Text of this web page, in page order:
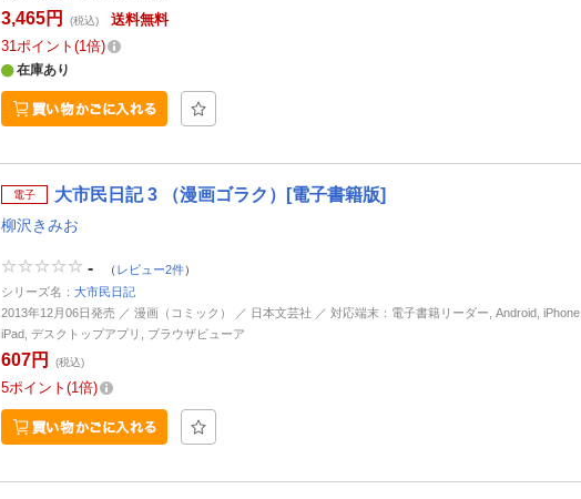
3,465円 (税込)
送料無料
31 ポイント 1倍
在庫あり
電子 大市民日記 3 （漫画ゴラク）[電子書籍版]
柳沢きみお
- （ レビュー2件）
シリーズ名： 大市民日記
2013年12月06日発売 ／ 漫画（コミック） ／ 日本文芸社 ／ 対応端末：電子書籍リーダー, Android, iPhone,
iPad, デスクトップアプリ, ブラウザビューア
607円 (税込)
5ポイント 1倍